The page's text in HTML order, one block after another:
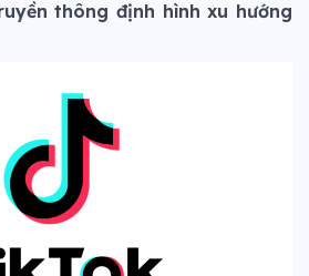
thông định hình xu hướng